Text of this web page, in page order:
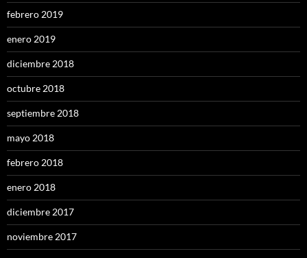
febrero 2019
enero 2019
diciembre 2018
octubre 2018
septiembre 2018
mayo 2018
febrero 2018
enero 2018
diciembre 2017
noviembre 2017